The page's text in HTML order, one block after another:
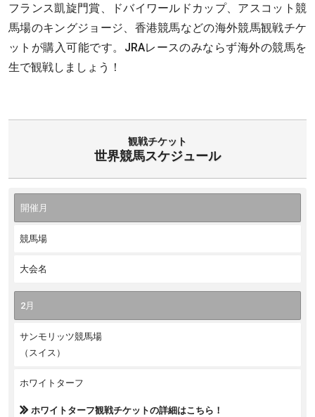
フランス凱旋門賞、ドバイワールドカップ、アスコット競
馬場のキングジョージ、香港競馬などの海外競馬観戦チケ
ットが購入可能です。JRAレースのみならず海外の競馬を
生で観戦しましょう！
観戦チケット
世界競馬スケジュール
開催月
競馬場
大会名
2月
サンモリッツ競馬場
（スイス）
ホワイトターフ
ホワイトターフ観戦チケットの詳細はこちら！